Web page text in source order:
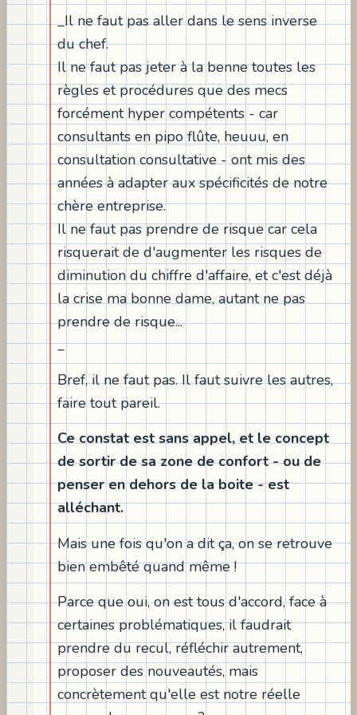
_Il ne faut pas aller dans le sens inverse
du chef.
Il ne faut pas jeter à la benne toutes les
règles et procédures que des mecs
forcément hyper compétents - car
consultants en pipo flûte, heuuu, en
consultation consultative - ont mis des
années à adapter aux spécificités de notre
chère entreprise.
Il ne faut pas prendre de risque car cela
risquerait de d'augmenter les risques de
diminution du chiffre d'affaire, et c'est déjà
la crise ma bonne dame, autant ne pas
prendre de risque...
_
Bref, il ne faut pas. Il faut suivre les autres,
faire tout pareil.
Ce constat est sans appel, et le concept
de sortir de sa zone de confort - ou de
penser en dehors de la boite - est
alléchant.
Mais une fois qu'on a dit ça, on se retrouve
bien embêté quand même !
Parce que oui, on est tous d'accord, face à
certaines problématiques, il faudrait
prendre du recul, réfléchir autrement,
proposer des nouveautés, mais
concrètement qu'elle est notre réelle